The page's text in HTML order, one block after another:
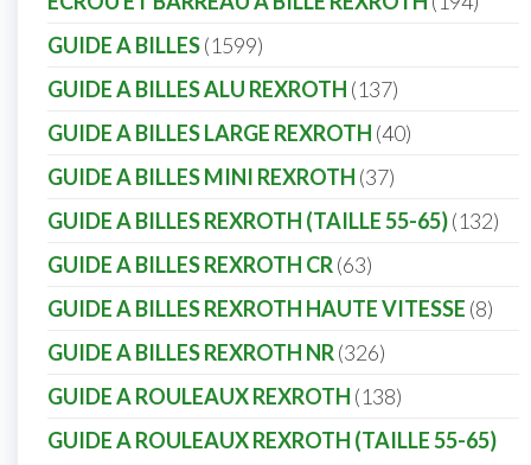
GUIDE A BILLES 1599
GUIDE A BILLES ALU REXROTH 137
GUIDE A BILLES LARGE REXROTH 40
GUIDE A BILLES MINI REXROTH 37
GUIDE A BILLES REXROTH (TAILLE 55-65) 132
GUIDE A BILLES REXROTH CR 63
GUIDE A BILLES REXROTH HAUTE VITESSE 8
GUIDE A BILLES REXROTH NR 326
GUIDE A ROULEAUX REXROTH 138
GUIDE A ROULEAUX REXROTH (TAILLE 55-65)